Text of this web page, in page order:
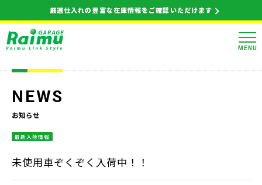
厳選仕入れの豊富な在庫情報をご確認いただけます
MENU
NEWS
お知らせ
最新入荷情報
未使用車ぞくぞく入荷中！！